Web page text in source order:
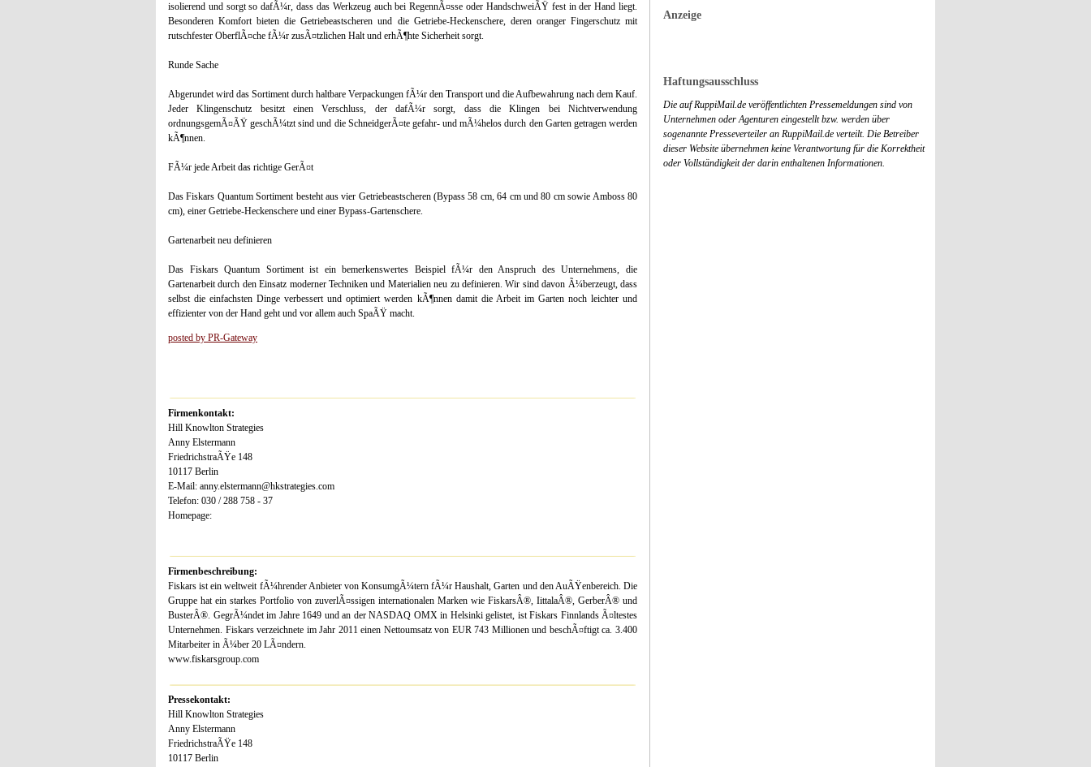
Anzeige
Haftungsausschluss
Die auf RuppiMail.de veröffentlichten Pressemeldungen sind von
Unternehmen oder Agenturen eingestellt bzw. werden über
sogenannte Presseverteiler an RuppiMail.de verteilt. Die Betreiber
dieser Website übernehmen keine Verantwortung für die Korrektheit
oder Vollständigkeit der darin enthaltenen Informationen.
isolierend und sorgt so dafÃ¼r, dass das Werkzeug auch bei RegennÃ¤sse oder HandschweiÃŸ fest in der Hand liegt.
Besonderen Komfort bieten die Getriebeastscheren und die Getriebe-Heckenschere, deren oranger Fingerschutz mit
rutschfester OberflÃ¤che fÃ¼r zusÃ¤tzlichen Halt und erhÃ¶hte Sicherheit sorgt.
Runde Sache
Abgerundet wird das Sortiment durch haltbare Verpackungen fÃ¼r den Transport und die Aufbewahrung nach dem Kauf.
Jeder Klingenschutz besitzt einen Verschluss, der dafÃ¼r sorgt, dass die Klingen bei Nichtverwendung
ordnungsgemÃ¤ÃŸ geschÃ¼tzt sind und die SchneidgerÃ¤te gefahr- und mÃ¼helos durch den Garten getragen werden
kÃ¶nnen.
FÃ¼r jede Arbeit das richtige GerÃ¤t
Das Fiskars Quantum Sortiment besteht aus vier Getriebeastscheren (Bypass 58 cm, 64 cm und 80 cm sowie Amboss 80
cm), einer Getriebe-Heckenschere und einer Bypass-Gartenschere.
Gartenarbeit neu definieren
Das Fiskars Quantum Sortiment ist ein bemerkenswertes Beispiel fÃ¼r den Anspruch des Unternehmens, die
Gartenarbeit durch den Einsatz moderner Techniken und Materialien neu zu definieren. Wir sind davon Ã¼berzeugt, dass
selbst die einfachsten Dinge verbessert und optimiert werden kÃ¶nnen damit die Arbeit im Garten noch leichter und
effizienter von der Hand geht und vor allem auch SpaÃŸ macht.
posted by PR-Gateway
Firmenkontakt:
Hill Knowlton Strategies
Anny Elstermann
FriedrichstraÃŸe 148
10117 Berlin
E-Mail: anny.elstermann@hkstrategies.com
Telefon: 030 / 288 758 - 37
Homepage:
Firmenbeschreibung:
Fiskars ist ein weltweit fÃ¼hrender Anbieter von KonsumgÃ¼tern fÃ¼r Haushalt, Garten und den AuÃŸenbereich. Die
Gruppe hat ein starkes Portfolio von zuverlÃ¤ssigen internationalen Marken wie FiskarsÂ®, IittalaÂ®, GerberÂ® und
BusterÂ®. GegrÃ¼ndet im Jahre 1649 und an der NASDAQ OMX in Helsinki gelistet, ist Fiskars Finnlands Ã¤ltestes
Unternehmen. Fiskars verzeichnete im Jahr 2011 einen Nettoumsatz von EUR 743 Millionen und beschÃ¤ftigt ca. 3.400
Mitarbeiter in Ã¼ber 20 LÃ¤ndern.
www.fiskarsgroup.com
Pressekontakt:
Hill Knowlton Strategies
Anny Elstermann
FriedrichstraÃŸe 148
10117 Berlin